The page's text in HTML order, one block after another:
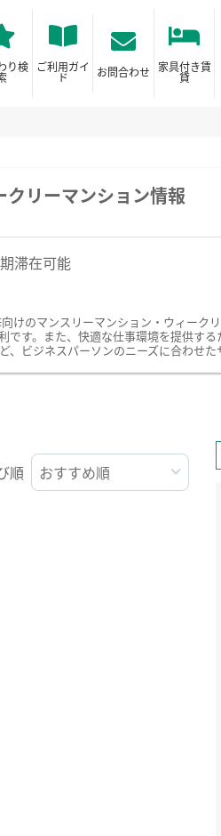
り検 ご利用ガイ
ド お問合わせ 家具付き賃
貸
リーマンション情報
滞在可能
けのマンスリーマンション・ウィーク
す。また、快適な仕事環境を提供す
ビジネスパーソンのニーズに合わせた
順